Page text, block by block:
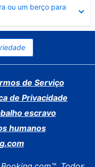
ou um berço para
de Serviço
de Privacidade
escravo
humanos